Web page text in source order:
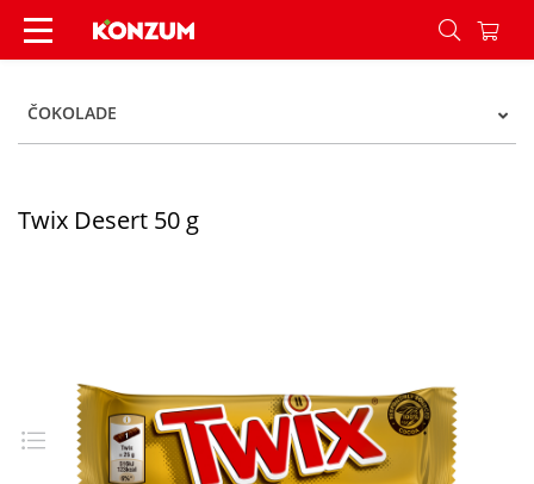
Twix Desert 50 g - Konzum
ČOKOLADE
Twix Desert 50 g